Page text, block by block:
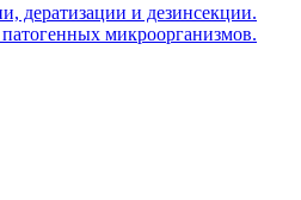
дератизации и дезинсекции.
микроорганизмов.